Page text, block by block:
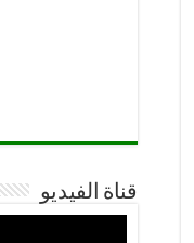
قناة الفيديو